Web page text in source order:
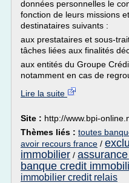
données personnelles le
fonction de leurs missions
destinataires suivants :
aux prestataires et sous-
tâches liées aux finalités
aux entités du Groupe
notamment en cas de
Lire la suite
Site : http://www.bpi-
Thèmes liés : toutes
avoir recours france /
immobilier /
banque credit
immobilier credit relais